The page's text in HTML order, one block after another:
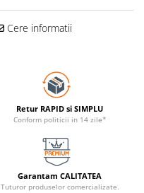
Cere informatii
Retur RAPID si SIMPLU
Conform politicii in 14 zile*
Garantam CALITATEA
Tuturor produselor comercializate.